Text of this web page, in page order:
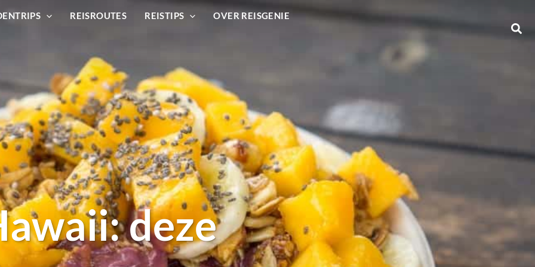
REISROUTES REISTIPS OVER REISGENIE
deze